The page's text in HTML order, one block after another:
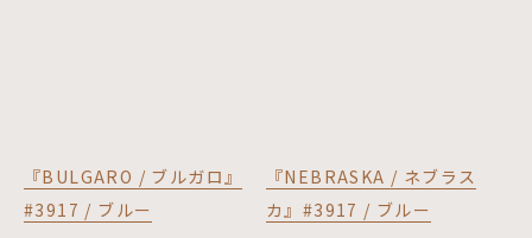
『BULGARO / ブルガロ』
#3917 / ブルー
『NEBRASKA / ネブラス
カ』#3917 / ブルー